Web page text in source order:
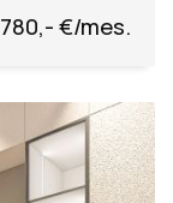
780,- €/mes.